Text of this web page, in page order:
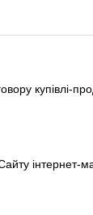
купівлі-
інтернет-